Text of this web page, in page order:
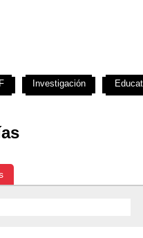
Investigación